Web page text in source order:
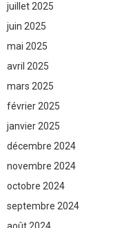
juillet 2025
juin 2025
mai 2025
avril 2025
mars 2025
février 2025
janvier 2025
décembre 2024
novembre 2024
octobre 2024
septembre 2024